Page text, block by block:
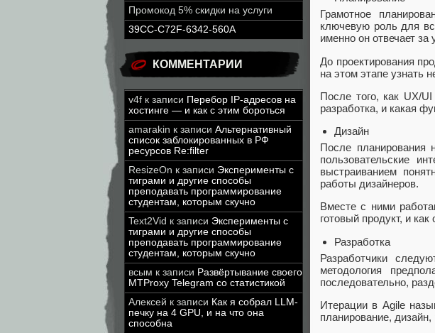
Промокод 5% скидки на услуги
39CC-C72F-6342-560A
КОММЕНТАРИИ
v4f к записи Перебор IP-адресов на
хостинге — и как с этим бороться
amarakin к записи Альтернативный
список заблокированных в РФ
ресурсов Re:filter
ResizeOn к записи Эксперименты с
тиграми и другие способы
преподавать программирование
студентам, которым скучно
Text2Vid к записи Эксперименты с
тиграми и другие способы
преподавать программирование
студентам, которым скучно
всым к записи Развёртывание своего
MTProxy Telegram со статистикой
Алексей к записи Как я собрал LLM-
печку на 4 GPU, и на что она
способна
Грамотное
ключевую роль для
именно он отвечает за
До проектирования
на этом этапе узнать
После того, как UX/
разработка, и какая
Дизайн
После планирования
пользовательские
выстраиванием
работы дизайнеров.
Вместе с ними
готовый продукт, и
Разработка
Разработчики
методология
последовательно,
Итерации в Agile
планирование, дизайн,